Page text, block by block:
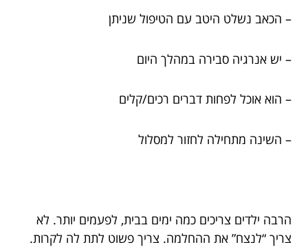
– הכאב נשלט היטב עם הטיפול שניתן
– יש אנרגיה סבירה במהלך היום
– הוא אוכל לפחות דברים רכים/קלים
– השינה מתחילה לחזור למסלול
הרבה ילדים צריכים כמה ימים בבית, לפעמים יותר. לא
צריך “לנצח” את ההחלמה. צריך פשוט לתת לה לקרות.